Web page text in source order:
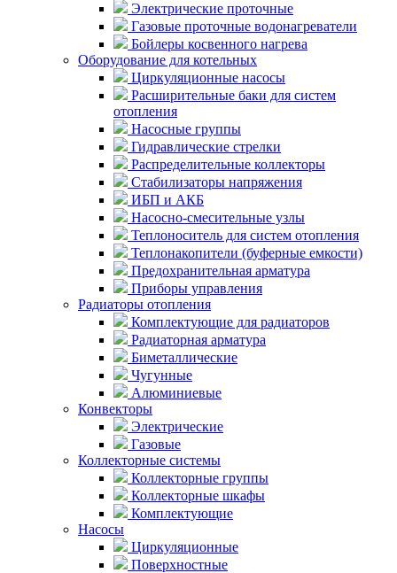
Электрические проточные
Газовые проточные водонагреватели
Бойлеры косвенного нагрева
Оборудование для котельных
Циркуляционные насосы
Расширительные баки для систем
отопления
Насосные группы
Гидравлические стрелки
Распределительные коллекторы
Стабилизаторы напряжения
ИБП и АКБ
Насосно-смесительные узлы
Теплоноситель для систем отопления
Теплонакопители (буферные емкости)
Предохранительная арматура
Приборы управления
Радиаторы отопления
Комплектующие для радиаторов
Радиаторная арматура
Биметаллические
Чугунные
Алюминиевые
Конвекторы
Электрические
Газовые
Коллекторные системы
Коллекторные группы
Коллекторные шкафы
Комплектующие
Насосы
Циркуляционные
Поверхностные